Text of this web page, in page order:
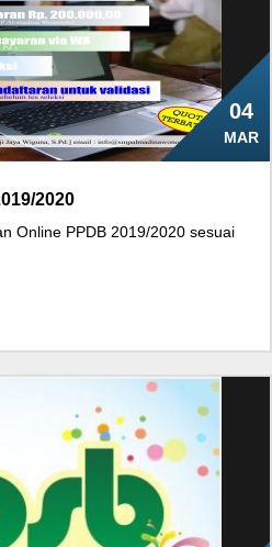
04
MAR
2020
Online PPDB 2019/2020 sesuai